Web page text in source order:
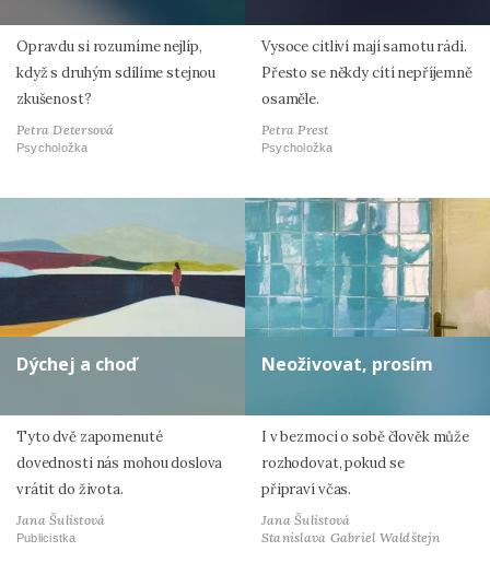
Opravdu si rozumíme nejlíp,
když s druhým sdílíme stejnou
zkušenost?
Petra Detersová
Psycholožka
Vysoce citliví mají samotu rádi.
Přesto se někdy cítí nepříjemně
osaměle.
Petra Prest
Psycholožka
Dýchej a choď
Tyto dvě zapomenuté
dovednosti nás mohou doslova
vrátit do života.
Jana Šulistová
Publicistka
Neoživovat, prosím
I v bezmoci o sobě člověk může
rozhodovat, pokud se
připraví včas.
Jana Šulistová
Stanislava Gabriel Waldštejn